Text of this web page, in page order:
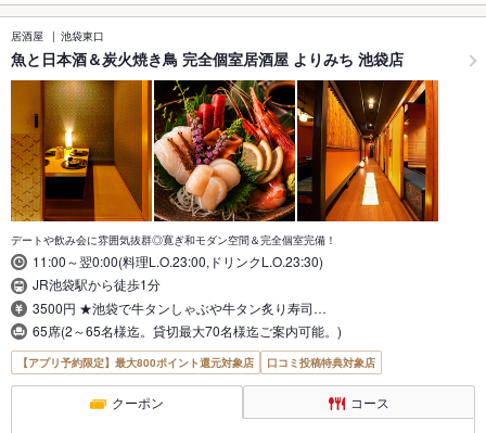
居酒屋 池袋東口
魚と日本酒＆炭火焼き鳥 完全個室居酒屋 よりみち 池袋店
デートや飲み会に雰囲気抜群◎寛ぎ和モダン空間＆完全個室完備！
11:00～翌0:00(料理L.O.23:00,ドリンクL.O.23:30)
JR池袋駅から徒歩1分
3500円 ★池袋で牛タンしゃぶや牛タン炙り寿司…
65席(2～65名様迄。貸切最大70名様迄ご案内可能。)
【アプリ予約限定】最大800ポイント還元対象店 口コミ投稿特典対象店
クーポン コース